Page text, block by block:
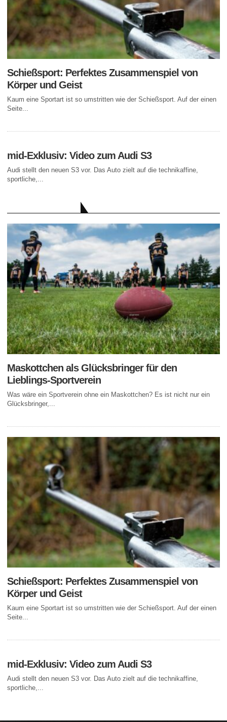
Schießsport: Perfektes Zusammenspiel von
Körper und Geist
Kaum eine Sportart ist so umstritten wie der Schießsport. Auf der einen
Seite...
mid-Exklusiv: Video zum Audi S3
Audi stellt den neuen S3 vor. Das Auto zielt auf die technikaffine,
sportliche,...
Maskottchen als Glücksbringer für den
Lieblings-Sportverein
Was wäre ein Sportverein ohne ein Maskottchen? Es ist nicht nur ein
Glücksbringer,...
Schießsport: Perfektes Zusammenspiel von
Körper und Geist
Kaum eine Sportart ist so umstritten wie der Schießsport. Auf der einen
Seite...
mid-Exklusiv: Video zum Audi S3
Audi stellt den neuen S3 vor. Das Auto zielt auf die technikaffine,
sportliche,...